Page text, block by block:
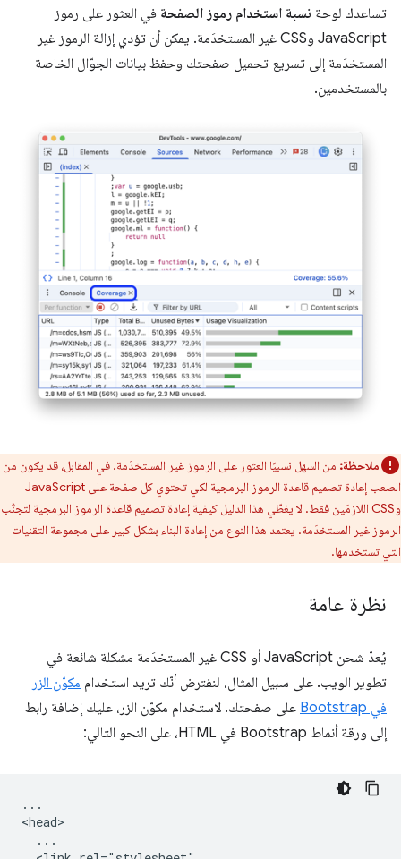
تساعدك لوحة نسبة استخدام رموز الصفحة في العثور على رموز
JavaScript وCSS غير المستخدَمة. يمكن أن تؤدي إزالة الرموز غير
المستخدَمة إلى تسريع تحميل صفحتك وحفظ بيانات الجوّال الخاصة
بالمستخدمين.
ملاحظة: من السهل نسبيًا العثور على الرموز غير المستخدَمة. في المقابل، قد يكون من
الصعب إعادة تصميم قاعدة الرموز البرمجية لكي تحتوي كل صفحة على JavaScript
وCSS اللازمَين فقط. لا يغطّي هذا الدليل كيفية إعادة تصميم قاعدة الرموز البرمجية لتجنُّب
الرموز غير المستخدَمة. يعتمد هذا النوع من إعادة البناء بشكل كبير على مجموعة التقنيات
التي تستخدمها.
نظرة عامة
يُعدّ شحن JavaScript أو CSS غير المستخدَمة مشكلة شائعة في
تطوير الويب. على سبيل المثال، لنفترض أنّك تريد استخدام مكوّن الزر
في Bootstrap
على صفحتك. لاستخدام مكوّن الزر، عليك إضافة رابط
إلى ورقة أنماط Bootstrap في HTML، على النحو التالي:
...
<head>
  ...